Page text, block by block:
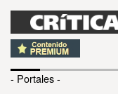
- Portales -